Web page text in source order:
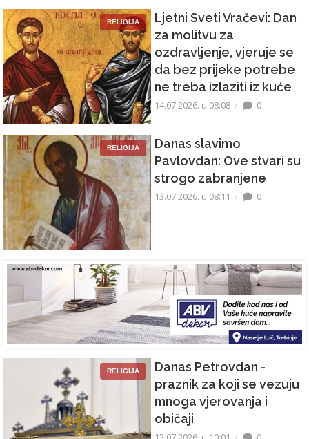
RELIGIJA
Ljetni Sveti Vračevi: Dan
za molitvu za
ozdravljenje, vjeruje se
da bez prijeke potrebe
ne treba izlaziti iz kuće
14.07.2026. u 08:08 0
RELIGIJA
Danas slavimo
Pavlovdan: Ove stvari su
strogo zabranjene
13.07.2026. u 08:11 0
RELIGIJA
Danas Petrovdan -
praznik za koji se vezuju
mnoga vjerovanja i
običaji